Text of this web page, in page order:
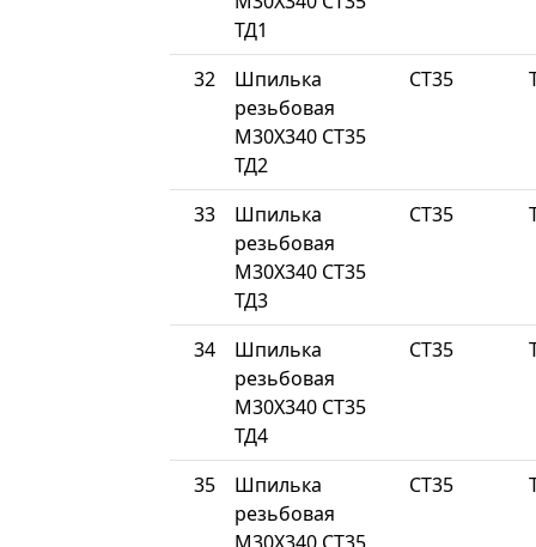
ТД1
32
Шпилька
резьбовая
М30Х340 СТ35
ТД2
СТ35
33
Шпилька
резьбовая
М30Х340 СТ35
ТД3
СТ35
34
Шпилька
резьбовая
М30Х340 СТ35
ТД4
СТ35
35
Шпилька
резьбовая
СТ35